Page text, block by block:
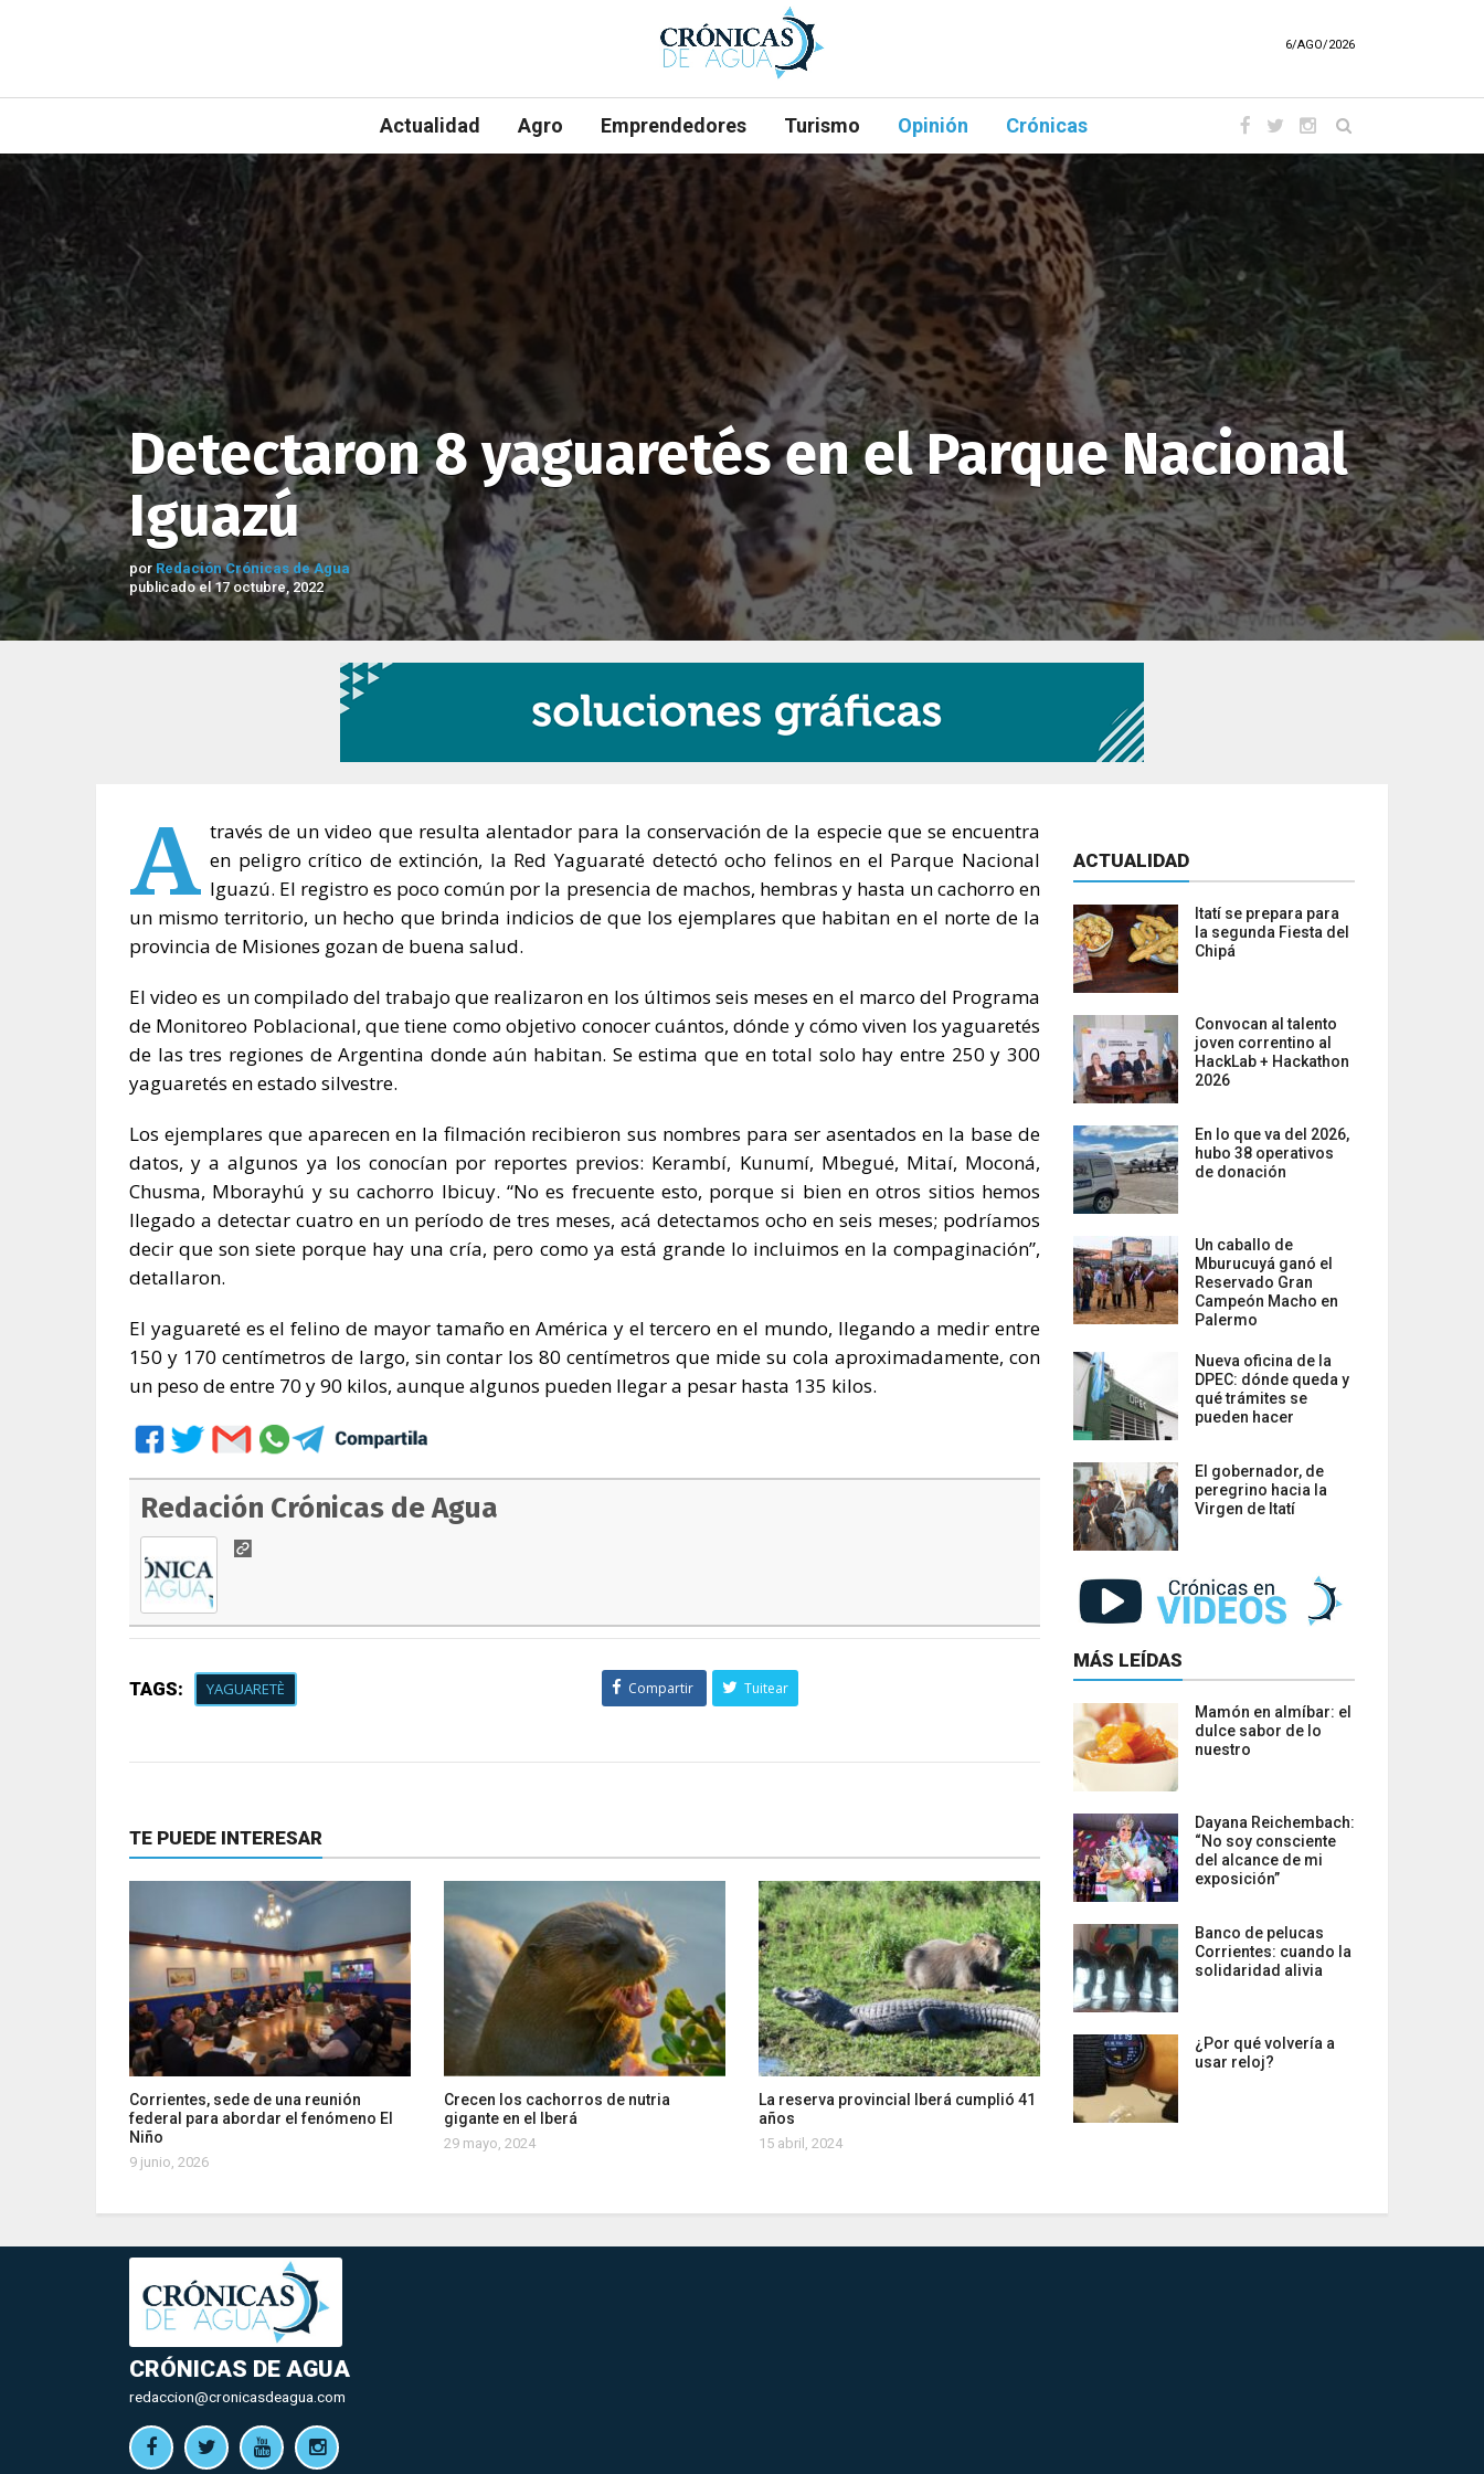
6/AGO/2026
Actualidad Agro Emprendedores Turismo Opinión Crónicas
Detectaron 8 yaguaretés en el Parque Nacional
Iguazú
por Redación Crónicas de Agua
publicado el 17 octubre, 2022
A través de un video que resulta alentador para la conservación de la especie que se encuentra
en peligro crítico de extinción, la Red Yaguaraté detectó ocho felinos en el Parque Nacional
Iguazú. El registro es poco común por la presencia de machos, hembras y hasta un cachorro en
un mismo territorio, un hecho que brinda indicios de que los ejemplares que habitan en el norte de la
provincia de Misiones gozan de buena salud.
El video es un compilado del trabajo que realizaron en los últimos seis meses en el marco del Programa
de Monitoreo Poblacional, que tiene como objetivo conocer cuántos, dónde y cómo viven los yaguaretés
de las tres regiones de Argentina donde aún habitan. Se estima que en total solo hay entre 250 y 300
yaguaretés en estado silvestre.
Los ejemplares que aparecen en la filmación recibieron sus nombres para ser asentados en la base de
datos, y a algunos ya los conocían por reportes previos: Kerambí, Kunumí, Mbegué, Mitaí, Moconá,
Chusma, Mborayhú y su cachorro Ibicuy. “No es frecuente esto, porque si bien en otros sitios hemos
llegado a detectar cuatro en un período de tres meses, acá detectamos ocho en seis meses; podríamos
decir que son siete porque hay una cría, pero como ya está grande lo incluimos en la compaginación”,
detallaron.
El yaguareté es el felino de mayor tamaño en América y el tercero en el mundo, llegando a medir entre
150 y 170 centímetros de largo, sin contar los 80 centímetros que mide su cola aproximadamente, con
un peso de entre 70 y 90 kilos, aunque algunos pueden llegar a pesar hasta 135 kilos.
Redación Crónicas de Agua
TAGS: YAGUARETÈ Compartir Tuitear
TE PUEDE INTERESAR
Corrientes, sede de una reunión
federal para abordar el fenómeno El
Niño
9 junio, 2026
Crecen los cachorros de nutria
gigante en el Iberá
29 mayo, 2024
La reserva provincial Iberá cumplió 41
años
15 abril, 2024
ACTUALIDAD
Itatí se prepara para
la segunda Fiesta del
Chipá
Convocan al talento
joven correntino al
HackLab + Hackathon
2026
En lo que va del 2026,
hubo 38 operativos
de donación
Un caballo de
Mburucuyá ganó el
Reservado Gran
Campeón Macho en
Palermo
Nueva oficina de la
DPEC: dónde queda y
qué trámites se
pueden hacer
El gobernador, de
peregrino hacia la
Virgen de Itatí
MÁS LEÍDAS
Mamón en almíbar: el
dulce sabor de lo
nuestro
Dayana Reichembach:
“No soy consciente
del alcance de mi
exposición”
Banco de pelucas
Corrientes: cuando la
solidaridad alivia
¿Por qué volvería a
usar reloj?
CRÓNICAS DE AGUA
redaccion@cronicasdeagua.com